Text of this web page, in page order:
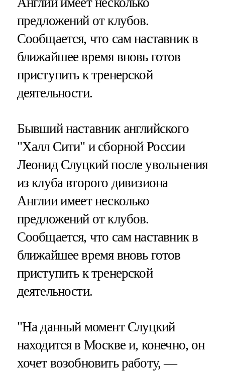
предложений от клубов.
Сообщается, что сам наставник в
ближайшее время вновь готов
приступить к тренерской
деятельности.
Бывший наставник английского
"Халл Сити" и сборной России
Леонид Слуцкий после увольнения
из клуба второго дивизиона
Англии имеет несколько
предложений от клубов.
Сообщается, что сам наставник в
ближайшее время вновь готов
приступить к тренерской
деятельности.
"На данный момент Слуцкий
находится в Москве и, конечно, он
хочет возобновить работу, —